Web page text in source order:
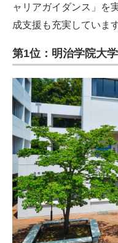
ャリアガイダンス」を
成支援も充実しています
第1位：明治学院大学